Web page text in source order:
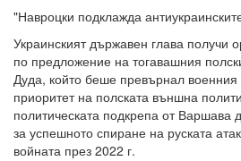
"Навроцки подклажда
Украинският държавен глава получи
по предложение на тогавашния
Дуда, който беше превърнал
приоритет на полската външна
политическата подкрепа от Варшава
за успешното спиране на руската
войната през 2022 г.